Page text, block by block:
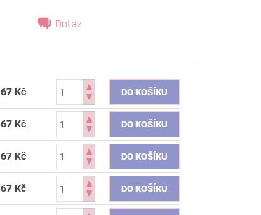
Dotaz
Kč
Kč
Kč
Kč